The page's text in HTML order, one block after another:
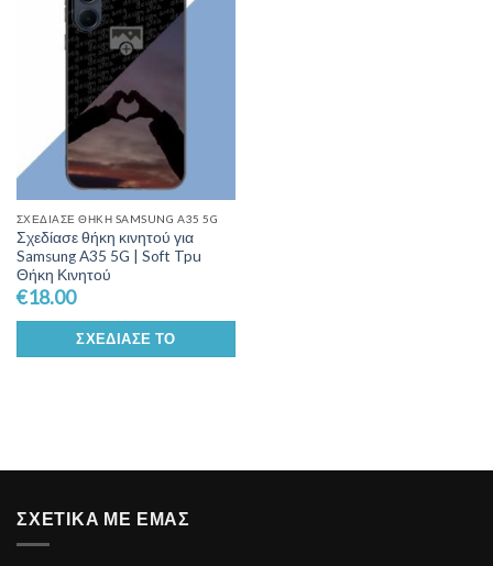
Wishlist
ΣΧΕΔΊΑΣΕ ΘΉΚΗ SAMSUNG A35 5G
Σχεδίασε θήκη κινητού για
Samsung A35 5G | Soft Tpu
Θήκη Κινητού
€18.00
ΣΧΕΔΊΑΣΕ ΤΟ
ΣΧΕΤΙΚΑ ΜΕ ΕΜΑΣ